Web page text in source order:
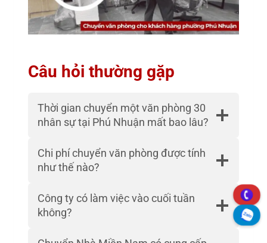
Câu hỏi thường gặp
Thời gian chuyển một văn phòng 30
nhân sự tại Phú Nhuận mất bao lâu?
Chi phí chuyển văn phòng được tính
như thế nào?
Công ty có làm việc vào cuối tuần
không?